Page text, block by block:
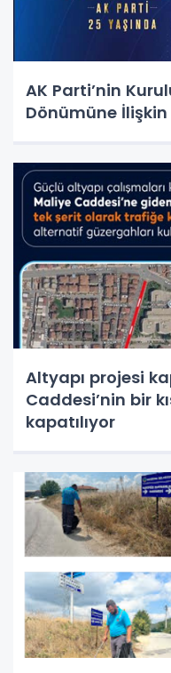
AK Parti’nin
Dönümüne İlişkin
Altyapı projesi
Caddesi’nin bir
kapatılıyor